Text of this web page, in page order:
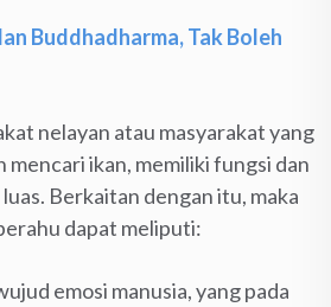
Buddhadharma, Tak Boleh
nelayan atau masyarakat yang
ikan, memiliki fungsi dan
Berkaitan dengan itu, maka
dapat meliputi:
emosi manusia, yang pada